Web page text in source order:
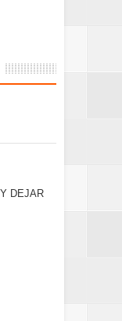
DEJAR